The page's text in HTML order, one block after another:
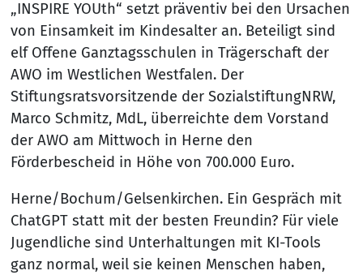
„INSPIRE YOUth“ setzt präventiv bei den Ursachen
von Einsamkeit im Kindesalter an. Beteiligt sind
elf Offene Ganztagsschulen in Trägerschaft der
AWO im Westlichen Westfalen. Der
Stiftungsratsvorsitzende der SozialstiftungNRW,
Marco Schmitz, MdL, überreichte dem Vorstand
der AWO am Mittwoch in Herne den
Förderbescheid in Höhe von 700.000 Euro.
Herne/Bochum/Gelsenkirchen. Ein Gespräch mit
ChatGPT statt mit der besten Freundin? Für viele
Jugendliche sind Unterhaltungen mit KI-Tools
ganz normal, weil sie keinen Menschen haben,